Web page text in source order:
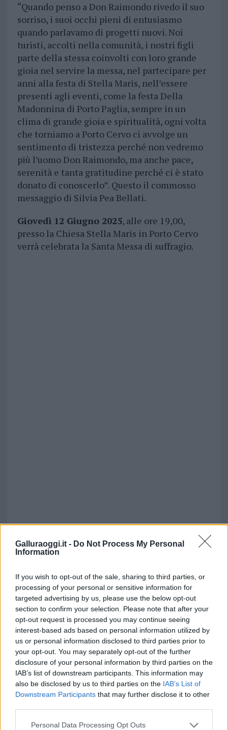
Galluraoggi.it - Do Not Process My Personal
Information
If you wish to opt-out of the sale, sharing to third parties, or
processing of your personal or sensitive information for
targeted advertising by us, please use the below opt-out
section to confirm your selection. Please note that after your
opt-out request is processed you may continue seeing
interest-based ads based on personal information utilized by
us or personal information disclosed to third parties prior to
your opt-out. You may separately opt-out of the further
disclosure of your personal information by third parties on the
IAB’s list of downstream participants. This information may
also be disclosed by us to third parties on the IAB’s List of
Downstream Participants that may further disclose it to other
Please note that this website/app uses one or more Google
Personal Data Processing Opt Outs
“Quando penso a Don Raimondo rivedo il suo
sorriso, i suoi occhi pieni di entusiasmo
quando parlavamo di progetti nuovi. Noi
turisti, accolti nella comunità, i nostri figli
parte della stessa coinvolti con loro grande
gioia nel servire la messa, nel partecipare per
anni alla festa di Stella Maris, nell’essere
presenti agli eventi, come la festa Della
Madonnina di Porto Paglia, sempre in un
clima di grande gioia e spiritualità, ogni volta
che torniamo a Porto Cervo ci avvolge un
sentimento di tristezza perché non vedremo
più l’uomo Don Raimondo, ma anche pace,
serenità e tanta gratitudine perché ci è stato
donato di conoscerlo”. Questo il commosso
messaggio di Silvia Pea Bellati.
Giovedì 12 Giugno 2025, alle ore 19,00,
presso la Chiesa Stella Maris in Porto Cervo
verrà celebrata la Santa Messa di suffragio.
Vuoi rimuovere le pubblicità nazionali?
Puoi abbonarti asoli € 1,10 al mese
cliccandoqui
Sei già abbonato?
Puoi effettuare l'accesso andando nella